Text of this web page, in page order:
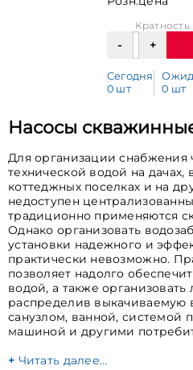
Кратность
Сегодня
0 шт
0 шт
Насосы
Для организации снабжения
технической водой на дачах,
коттеджных поселках и на
недоступен
традиционно применяются
Однако организовать
установки надежного и
практически невозможно.
позволяет надолго
водой, а также
распределив выкачиваемую
санузлом, ванной, системой
машиной и другими
Читать далее…